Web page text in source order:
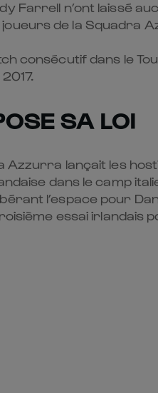
Farrell n’ont laissé
joueurs de la Squadra
consécutif dans le
SA LOI
lançait les
dans le camp
l’espace pour
essai irlandais